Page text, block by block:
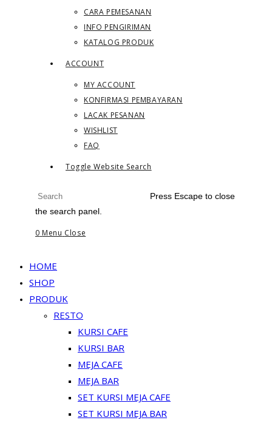
CARA PEMESANAN
INFO PENGIRIMAN
KATALOG PRODUK
ACCOUNT
MY ACCOUNT
KONFIRMASI PEMBAYARAN
LACAK PESANAN
WISHLIST
FAQ
Toggle Website Search
Press Escape to close
the search panel.
0 Menu Close
HOME
SHOP
PRODUK
RESTO
KURSI CAFE
KURSI BAR
MEJA CAFE
MEJA BAR
SET KURSI MEJA CAFE
SET KURSI MEJA BAR